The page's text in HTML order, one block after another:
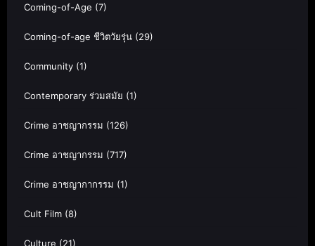
Coming-of-Age (7)
Coming-of-age ชีวิตวัยรุ่น (29)
Community (1)
Contemporary ร่วมสมัย (1)
Crime อาชญากรรม (126)
Crime อาชญากรรม (717)
Crime อาชญากากรรม (1)
Cult Film (8)
Culture (21)